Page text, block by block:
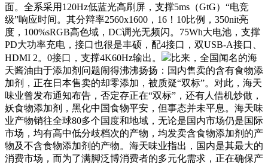
面。全系采用120Hz低蓝光高刷屏，支撑5ms（GtG）“电竞
级”响应时间。其分辩率2560x1600，16！10比例，350nit亮
度，100%sRGB高色域，DC调光无频闪。75Wh大电池，支撑
PD大功率充电，接口也很是丰硕，配4接口，双USB-A接口、
HDMI 2。0接口，支撑4K60Hz输出。
比来，全国闻名的海
天酱油由于添加剂问题闹得沸沸扬扬：国内售卖的含有食物添
加剂，正在日本售卖的却零添加，被质疑“双标”。对此，海天
味业曾发布通知布告，否定存正在“双标”，还有人借机炒做，
妖食物添加剂，黑化中国食物平安，但事态并未平息。海天味
业产物销往全球80多个国度和地域，无论是国内市场仍是国际
市场，均有高中低分歧档次的产物，均发卖含食物添加剂的产
物及不含食物添加剂的产物。海天味业指出，国内是其最大的
消费市场，而为了满脚泛博消费者的多元化需求，正在确保产